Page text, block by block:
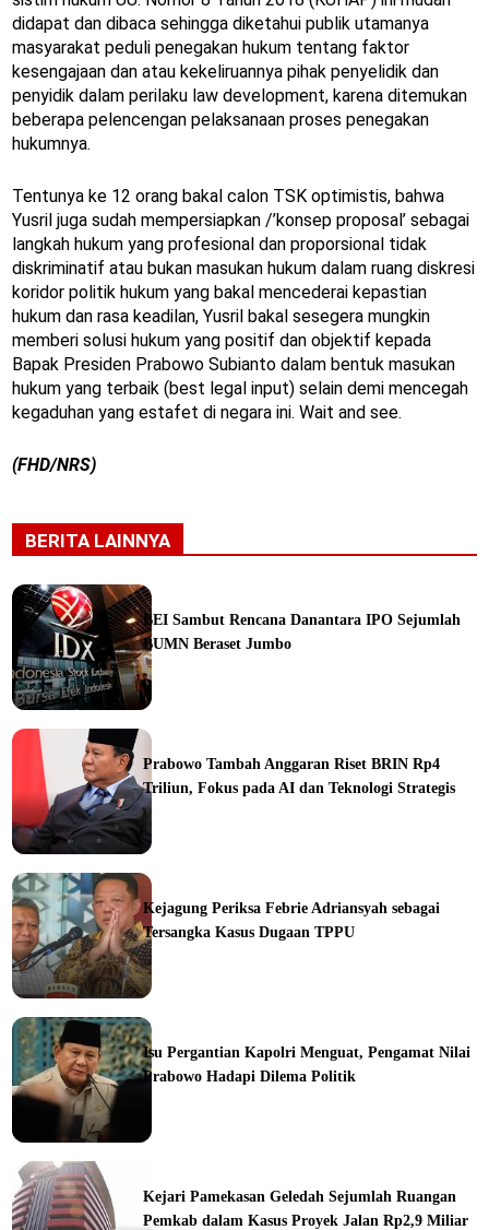
didapat dan dibaca sehingga diketahui publik utamanya
masyarakat peduli penegakan hukum tentang faktor
kesengajaan dan atau kekeliruannya pihak penyelidik dan
penyidik dalam perilaku law development, karena ditemukan
beberapa pelencengan pelaksanaan proses penegakan
hukumnya.
Tentunya ke 12 orang bakal calon TSK optimistis, bahwa
Yusril juga sudah mempersiapkan /’konsep proposal’ sebagai
langkah hukum yang profesional dan proporsional tidak
diskriminatif atau bukan masukan hukum dalam ruang diskresi
koridor politik hukum yang bakal mencederai kepastian
hukum dan rasa keadilan, Yusril bakal sesegera mungkin
memberi solusi hukum yang positif dan objektif kepada
Bapak Presiden Prabowo Subianto dalam bentuk masukan
hukum yang terbaik (best legal input) selain demi mencegah
kegaduhan yang estafet di negara ini. Wait and see.
(FHD/NRS)
BERITA LAINNYA
BEI Sambut Rencana Danantara IPO Sejumlah
BUMN Beraset Jumbo
Prabowo Tambah Anggaran Riset BRIN Rp4
Triliun, Fokus pada AI dan Teknologi Strategis
Kejagung Periksa Febrie Adriansyah sebagai
Tersangka Kasus Dugaan TPPU
Isu Pergantian Kapolri Menguat, Pengamat Nilai
Prabowo Hadapi Dilema Politik
Kejari Pamekasan Geledah Sejumlah Ruangan
Pemkab dalam Kasus Proyek Jalan Rp2,9 Miliar